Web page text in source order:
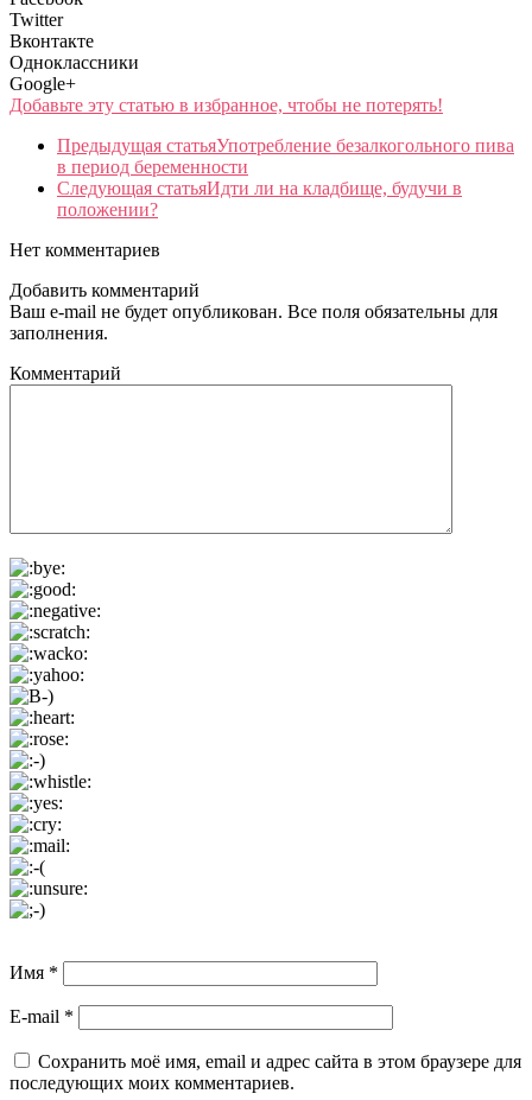
Twitter
Вконтакте
Одноклассники
Google+
Добавьте эту статью в избранное, чтобы не потерять!
Предыдущая статьяУпотребление безалкогольного пива
в период беременности
Следующая статьяИдти ли на кладбище, будучи в
положении?
Нет комментариев
Добавить комментарий
Ваш e-mail не будет опубликован. Все поля обязательны для
заполнения.
Комментарий
Имя *
E-mail *
Сохранить моё имя, email и адрес сайта в этом браузере для
последующих моих комментариев.